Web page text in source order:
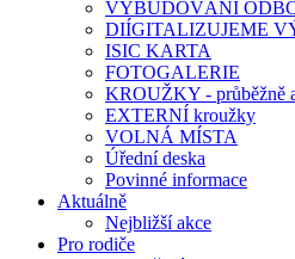
VYBUDOVÁNÍ
DIÍGITALIZUJEME
ISIC KARTA
FOTOGALERIE
KROUŽKY - průběžně
EXTERNÍ kroužky
VOLNÁ MÍSTA
Úřední deska
Povinné informace
Aktuálně
Nejbližší akce
Pro rodiče